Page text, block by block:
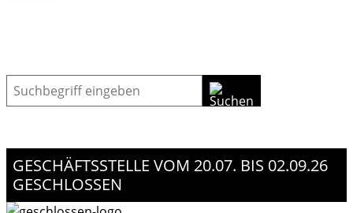
Suche
GESCHÄFTSSTELLE VOM 20.07. BIS 02.09.26
GESCHLOSSEN